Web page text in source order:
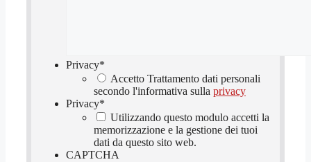
Privacy*
Accetto Trattamento dati personali
secondo l'informativa sulla privacy
Privacy*
Utilizzando questo modulo accetti la
memorizzazione e la gestione dei tuoi
dati da questo sito web.
CAPTCHA